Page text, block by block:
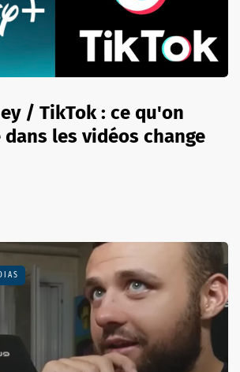
/ TikTok : ce qu'on
les vidéos change